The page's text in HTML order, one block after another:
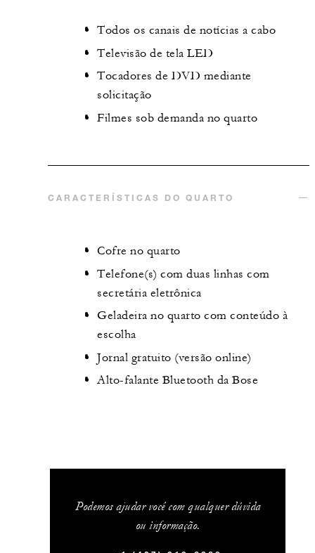
Todos os canais de notícias a cabo
Televisão de tela LED
Tocadores de DVD mediante
solicitação
Filmes sob demanda no quarto
CARACTERÍSTICAS DO QUARTO
Cofre no quarto
Telefone(s) com duas linhas com
secretária eletrônica
Geladeira no quarto com conteúdo à
escolha
Jornal gratuito (versão online)
Alto-falante Bluetooth da Bose
Podemos ajudar você com qualquer dúvida
ou informação.